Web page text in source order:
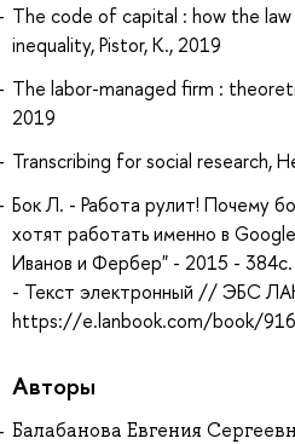
The code of capital : how the
inequality, Pistor, K., 2019
The labor-managed firm :
2019
Transcribing for social research,
Бок Л. - Работа рулит! Почему
хотят работать именно в
Иванов и Фербер" - 2015 -
- Текст электронный // ЭБС
https://e.lanbook.com/book/
Авторы
Балабанова Евгения